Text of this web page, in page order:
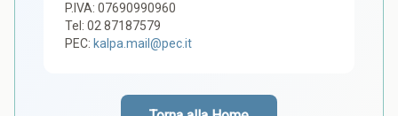
P.IVA: 07690990960
Tel: 02 87187579
PEC: kalpa.mail@pec.it